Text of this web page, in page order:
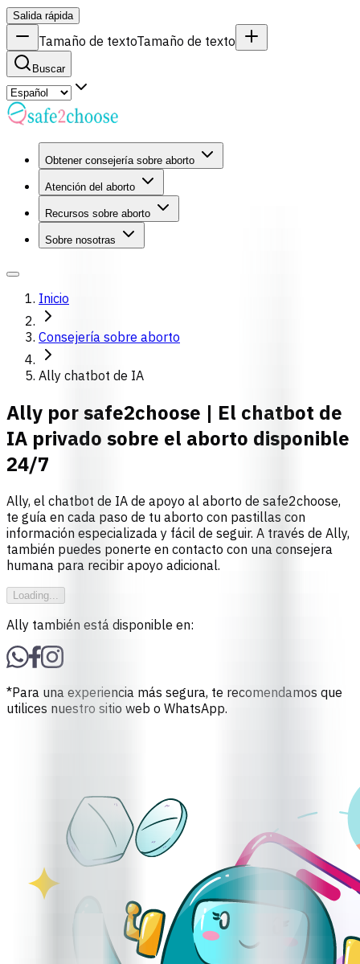
Salida rápida
Tamaño de textoTamaño de texto
Buscar
Obtener consejería sobre aborto
Atención del aborto
Recursos sobre aborto
Sobre nosotras
Inicio
Consejería sobre aborto
Ally chatbot de IA
Ally por safe2choose | El chatbot de
IA privado sobre el aborto disponible
24/7
Ally, el chatbot de IA de apoyo al aborto de safe2choose,
te guía en cada paso de tu aborto con pastillas con
información especializada y fácil de seguir. A través de Ally,
también puedes ponerte en contacto con una consejera
humana para recibir apoyo adicional.
Loading...
Ally también está disponible en:
*Para una experiencia más segura, te recomendamos que
utilices nuestro sitio web o WhatsApp.